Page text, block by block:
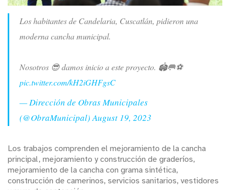
Los habitantes de Candelaria, Cuscatlán, pidieron una
moderna cancha municipal.
Nosotros 😎 damos inicio a este proyecto. 🏟️🥅⚽
pic.twitter.com/kH2iGHFgsC
— Dirección de Obras Municipales
(@ObraMunicipal)August 19, 2023
Los trabajos comprenden el mejoramiento de la cancha
principal, mejoramiento y construcción de graderíos,
mejoramiento de la cancha con grama sintética,
construcción de camerinos, servicios sanitarios, vestidores